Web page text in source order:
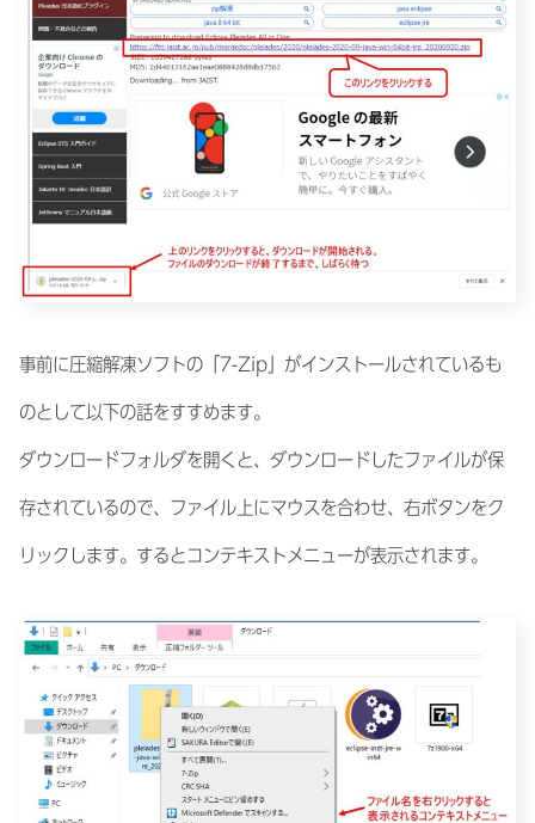
事前に圧縮解凍ソフトの「7-Zip」がインストールされているも
のとして以下の話をすすめます。
ダウンロードフォルダを開くと、ダウンロードしたファイルが保
存されているので、ファイル上にマウスを合わせ、右ボタンをク
リックします。するとコンテキストメニューが表示されます。